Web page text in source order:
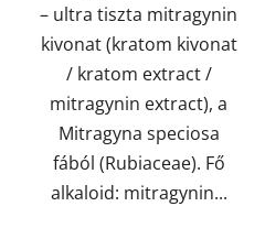
– ultra tiszta mitragynin
kivonat (kratom kivonat
/ kratom extract /
mitragynin extract), a
Mitragyna speciosa
fából (Rubiaceae). Fő
alkaloid: mitragynin...